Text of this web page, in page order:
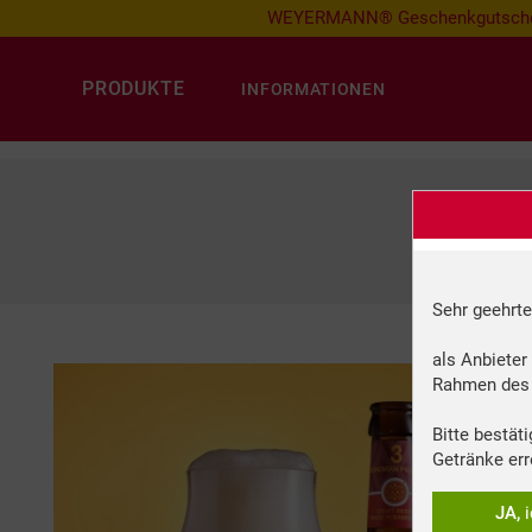
Sehr
als Anbieter
Rahmen
Bitte
Getränke
JA,
WEYERMANN®
PRODUKTE INFORMATIONEN